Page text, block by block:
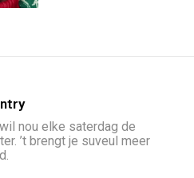
nou elke saterdag de
’t brengt je suveul meer